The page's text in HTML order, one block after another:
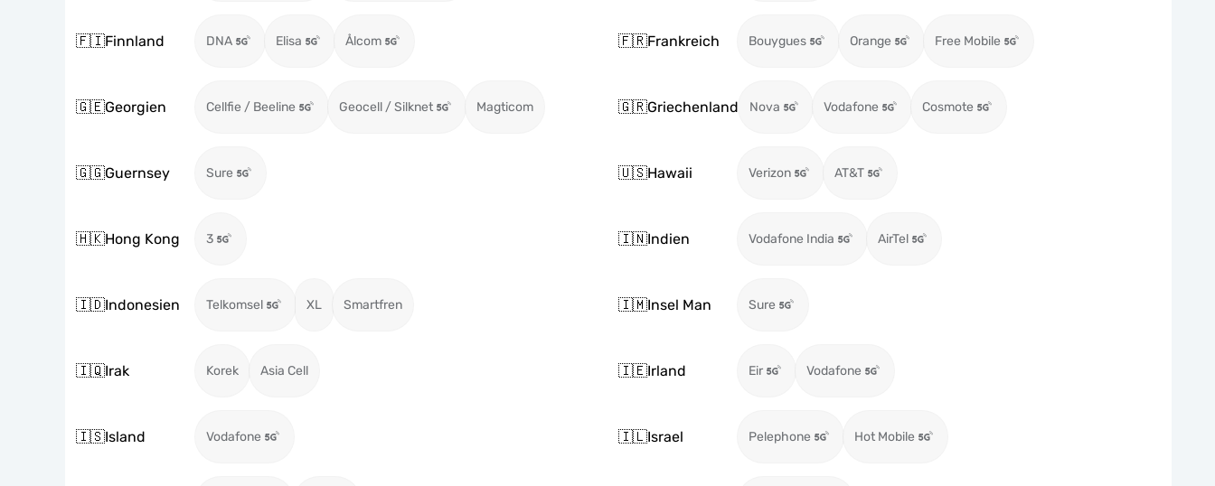
🇫🇮Finnland DNA Elisa Ålcom 🇫🇷Frankreich Bouygues Orange Free Mobile
🇬🇪Georgien Cellfie / Beeline Geocell / Silknet Magticom 🇬🇷Griechenland Nova Vodafone Cosmote
🇬🇬Guernsey Sure 🇺🇸Hawaii Verizon AT&T
🇭🇰Hong Kong 3 🇮🇳Indien Vodafone India AirTel
🇮🇩Indonesien Telkomsel XL Smartfren 🇮🇲Insel Man Sure
🇮🇶Irak Korek Asia Cell 🇮🇪Irland Eir Vodafone
🇮🇸Island Vodafone 🇮🇱Israel Pelephone Hot Mobile